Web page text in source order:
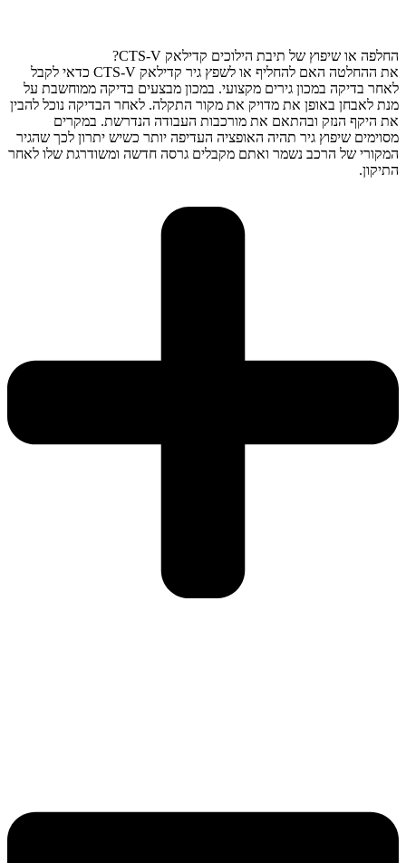
החלפה או שיפוץ של תיבת הילוכים קדילאק CTS-V?
את ההחלטה האם להחליף או לשפץ גיר קדילאק CTS-V כדאי לקבל
לאחר בדיקה במכון גירים מקצועי. במכון מבצעים בדיקה ממוחשבת על
מנת לאבחן באופן את מדויק את מקור התקלה. לאחר הבדיקה נוכל להבין
את היקף הנזק ובהתאם את מורכבות העבודה הנדרשת. במקרים
מסוימים שיפוץ גיר תהיה האופציה העדיפה יותר כשיש יתרון לכך שהגיר
המקורי של הרכב נשמר ואתם מקבלים גרסה חדשה ומשודרגת שלו לאחר
התיקון.